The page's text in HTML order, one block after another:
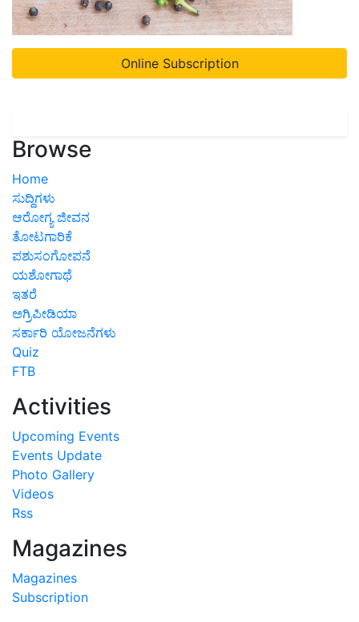
Online Subscription
Browse
Home
ಸುದ್ದಿಗಳು
ಆರೋಗ್ಯ ಜೀವನ
ತೋಟಗಾರಿಕೆ
ಪಶುಸಂಗೋಪನೆ
ಯಶೋಗಾಥೆ
ಇತರೆ
ಅಗ್ರಿಪೀಡಿಯಾ
ಸರ್ಕಾರಿ ಯೋಜನೆಗಳು
Quiz
FTB
Activities
Upcoming Events
Events Update
Photo Gallery
Videos
Rss
Magazines
Magazines
Subscription